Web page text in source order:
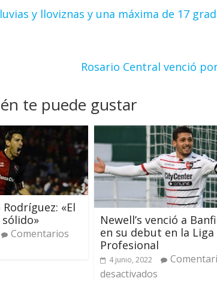
y lloviznas y una máxima de 17
Rosario Central venció
te puede gustar
«El
Comentarios
Newell’s venció a
en su debut en la Liga
Profesional
4 junio, 2022
desactivados